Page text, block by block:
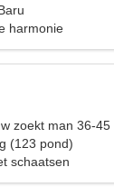
harmonie
zoekt man 36-45
(123 pond)
schaatsen